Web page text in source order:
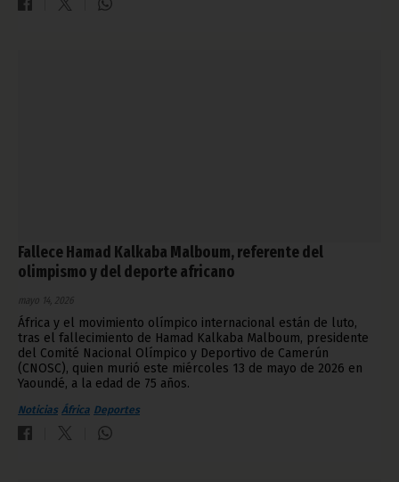
Fallece Hamad Kalkaba Malboum, referente del
olimpismo y del deporte africano
mayo 14, 2026
África y el movimiento olímpico internacional están de luto,
tras el fallecimiento de Hamad Kalkaba Malboum, presidente
del Comité Nacional Olímpico y Deportivo de Camerún
(CNOSC), quien murió este miércoles 13 de mayo de 2026 en
Yaoundé, a la edad de 75 años.
Noticias África Deportes